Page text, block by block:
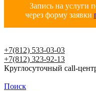
Запись на услуги
через форму заявки
+7(812) 533-03-03
+7(812) 323-92-13
Круглосуточный call-
Поиск